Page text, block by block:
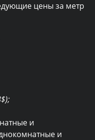
цены за метр
и
и